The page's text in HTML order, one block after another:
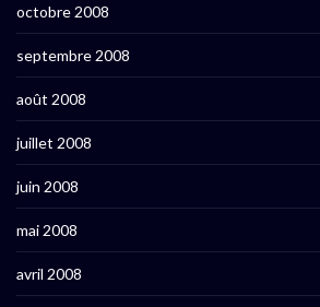
octobre 2008
septembre 2008
août 2008
juillet 2008
juin 2008
mai 2008
avril 2008